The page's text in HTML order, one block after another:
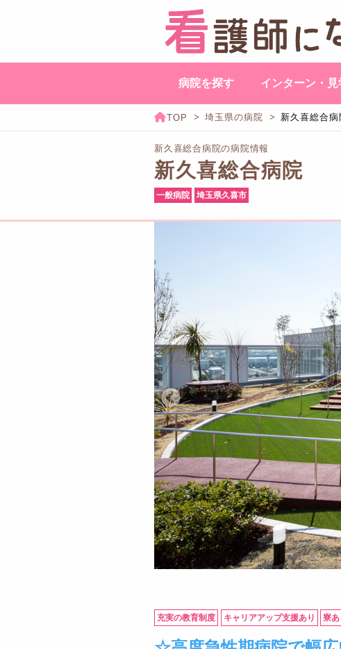
病院を探す インターン・見
埼玉県の病院 新久喜総合病
新久喜総合病院の病院情報
新久喜総合病院
一般病院 埼玉県久喜市
充実の教育制度 キャリアアップ支援あり 寮あ